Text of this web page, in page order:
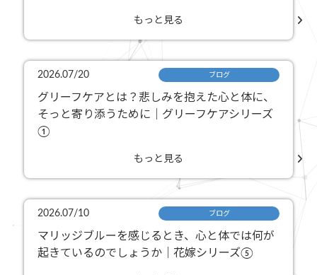
もっと見る
2026.07/20 ブログ
グリーフケアとは？悲しみを抱えた心と体に、
そっと寄り添うために｜グリーフケアシリーズ
①
もっと見る
2026.07/10 ブログ
マリッジブルーを感じるとき、心と体では何が
起きているのでしょうか｜花嫁シリーズ⑤